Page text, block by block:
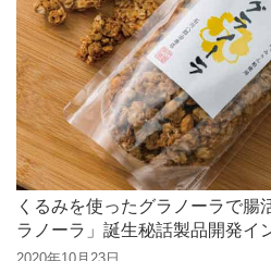
くるみを使ったグラノーラで腸
ラノーラ」誕生秘話製品開発イ